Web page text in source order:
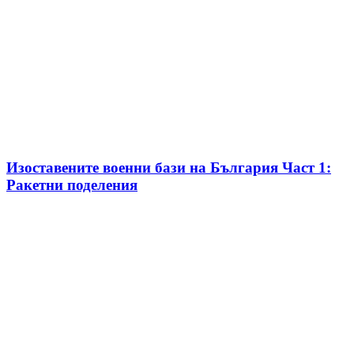
Изоставените военни бази на България Част 1:
Ракетни поделения